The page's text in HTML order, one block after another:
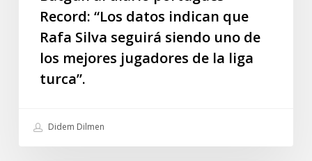
seguirá
siendo
jugadores
Record: “Los datos indican que
Rafa Silva seguirá siendo uno de
los mejores jugadores de la liga
turca”.
Didem Dilmen